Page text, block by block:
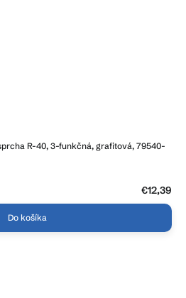
R-40, 3-funkčná, grafitová, 79540-
€12,39
Do košíka